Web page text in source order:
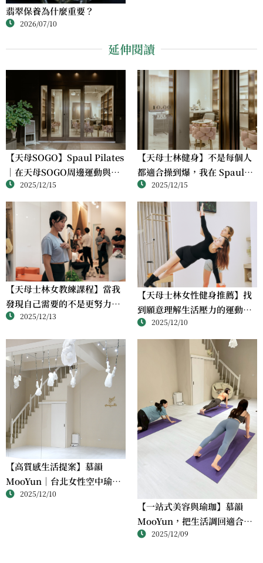
翡翠保養為什麼重要？
2026/07/10
延伸閱讀
【天母SOGO】Spaul Pilates
｜在天母SOGO周邊運動與課
程中，我終於找到不必勉強身
體的選擇
2025/12/15
【天母士林健身】不是每個人
都適合操到爆，我在 Spaul
Pilates 找到剛剛好的運動方式
2025/12/15
【天母士林女教練課程】當我
發現自己需要的不是更努力，
而是更被理解｜Spaul Pilates
2025/12/13
【天母士林女性健身推薦】找
到願意理解生活壓力的運動方
式｜Spaul Pilates 體驗分享
2025/12/10
【高質感生活提案】慕韻
MooYun｜台北女性空中瑜珈
與美學空間
2025/12/10
【一站式美容與瑜珈】慕韻
MooYun，把生活調回適合自
己的速度
2025/12/09